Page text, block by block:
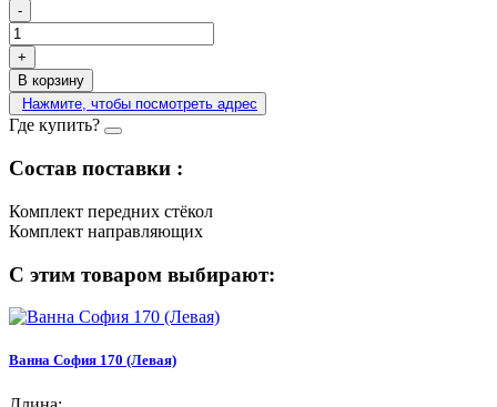
-
+
В корзину
Нажмите, чтобы посмотреть адрес
Где купить?
Состав поставки :
Комплект передних стёкол
Комплект направляющих
С этим товаром выбирают:
Ванна София 170 (Левая)